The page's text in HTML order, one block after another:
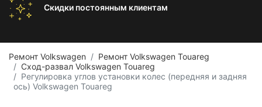
Скидки постоянным клиентам
Ремонт Volkswagen
Ремонт Volkswagen Touareg
Сход-развал Volkswagen Touareg
Регулировка углов установки колес (передняя и задняя
ось) Volkswagen Touareg